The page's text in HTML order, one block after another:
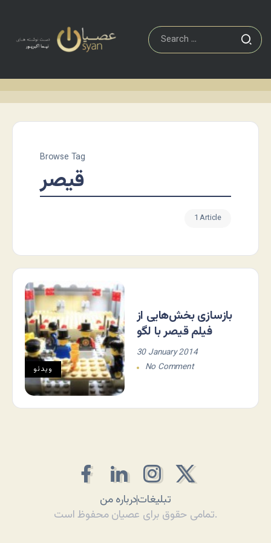
Browse Tag
قیصر
1 Article
ویدئو
بازسازی بخش‌هایی از
فیلم قیصر با لگو
30 January 2014
No Comment
درباره منتبلیغات
تمامی حقوق برای عصیان محفوظ است.